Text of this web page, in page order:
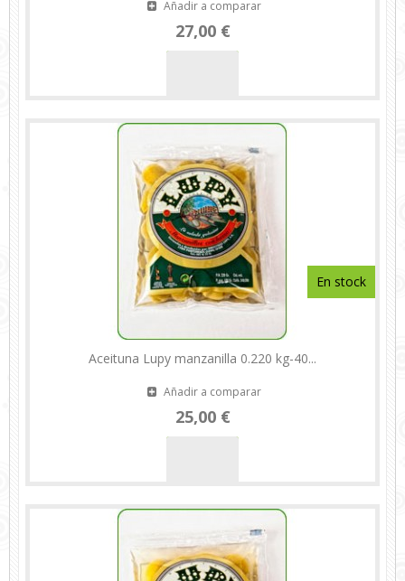
Añadir a comparar
27,00 €
Aceituna Lupy manzanilla 0.220 kg-40...
Añadir a comparar
25,00 €
En stock